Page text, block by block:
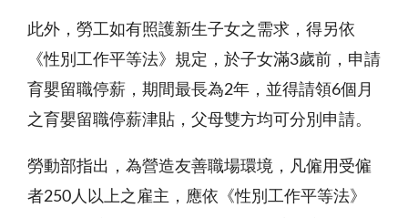
此外，勞工如有照護新生子女之需求，得另依
《性別工作平等法》規定，於子女滿3歲前，申請
育嬰留職停薪，期間最長為2年，並得請領6個月
之育嬰留職停薪津貼，父母雙方均可分別申請。
勞動部指出，為營造友善職場環境，凡僱用受僱
者250人以上之雇主，應依《性別工作平等法》